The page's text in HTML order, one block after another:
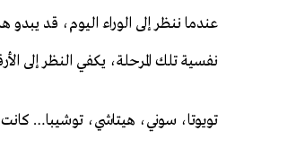
عندما ننظر إلى الوراء اليوم، قد
نفسية تلك المرحلة، يكفي النظر إلى
تويوتا، سوني، هيتاشي، توشيبا…